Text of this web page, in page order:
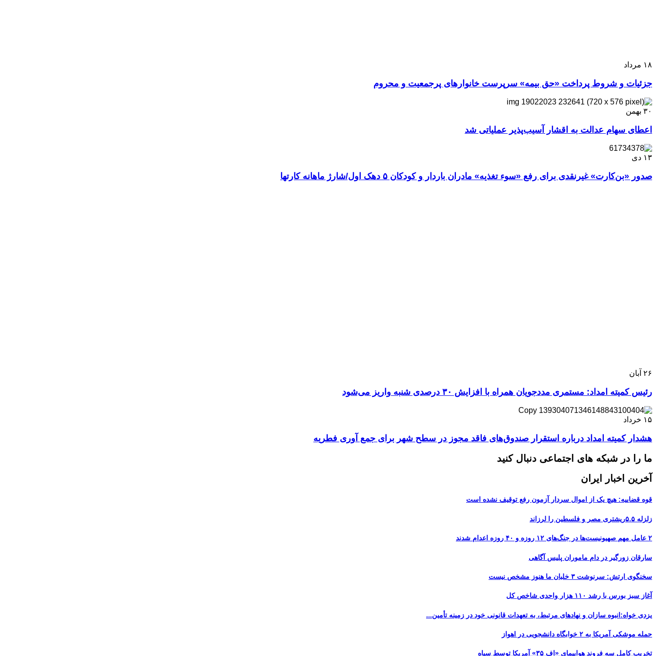
۱۸ مرداد
جزئیات و شروط پرداخت «حق‌ بیمه» سرپرست خانوارهای پرجمعیت و محروم
۳۰ بهمن
اعطای سهام عدالت به اقشار آسیب‌پذیر عملیاتی شد
۱۳ دی
صدور «بن‌کارت» غیرنقدی برای رفع «سوء تغذیه» مادران باردار و کودکان ۵ دهک اول/شارژ ماهانه کارتها
۲۶ آبان
رئیس کمیته امداد: مستمری مددجویان همراه با افزایش ۳۰ درصدی شنبه واریز می‌شود
۱۵ خرداد
هشدار کمیته امداد درباره استقرار صندوق‌های فاقد مجوز در سطح شهر برای جمع آوری فطریه
ما را در شبکه های اجتماعی دنبال کنید
آخرین اخبار ایران
قوه قضاییه: هیچ یک از اموال سردار آزمون رفع توقیف نشده است
زلزله ۵.۵ریشتری مصر و فلسطین را لرزاند
۲ عامل مهم صهیونیست‌ها در جنگ‌های ۱۲ روزه و ۴۰ روزه اعدام شدند
سارقان زورگیر در دام ماموران پلیس آگاهی
سخنگوی ارتش: سرنوشت ۳ خلبان ما هنوز مشخص نیست
آغاز سبز بورس با رشد ۱۱۰ هزار واحدی شاخص کل
یزدی خواه:انبوه سازان و نهادهای مرتبط، به تعهدات قانونی خود در زمینه تأمین...
حمله موشکی آمریکا به ۲ خوابگاه دانشجویی در اهواز
تخریب کامل سه فروند هواپیمای «اِف ۳۵» آمریکا توسط سپاه